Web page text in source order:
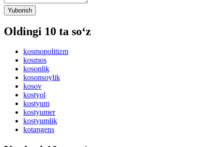
Yuborish
Oldingi 10 ta so‘z
kosmopolitizm
kosmos
kosonlik
kosonsoylik
kosov
kostyol
kostyum
kostyumer
kostyumlik
kotangens